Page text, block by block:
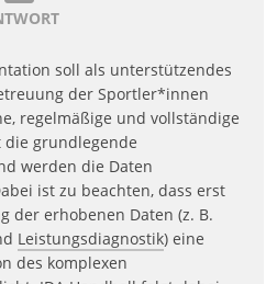
soll als unterstützendes
der Sportler*innen
regelmäßige und vollständige
grundlegende
werden die Daten
ist zu beachten, dass erst
der erhobenen Daten (z. B.
Leistungsdiagnostik) eine
des komplexen